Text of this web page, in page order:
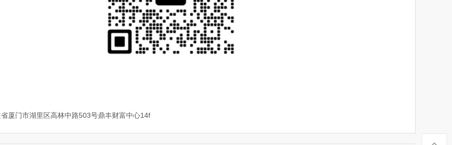
厦门市湖里区高林中路503号鼎丰财富中心14f